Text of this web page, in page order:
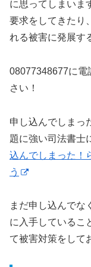
に思ってしまいま
要求をしてきたり
れる被害に発展す
08077348677に電
さい！
申し込んでしまっ
題に強い司法書士
込んでしまった！
う
まだ申し込んでな
に入手しているこ
て被害対策をして